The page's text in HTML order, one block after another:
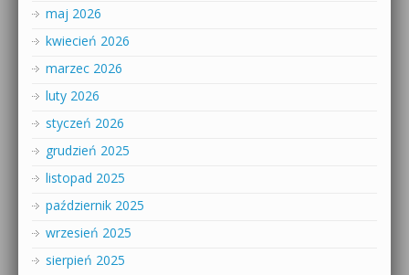
maj 2026
kwiecień 2026
marzec 2026
luty 2026
styczeń 2026
grudzień 2025
listopad 2025
październik 2025
wrzesień 2025
sierpień 2025